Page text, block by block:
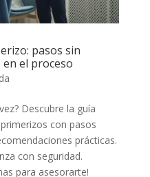
pasos sin
el proceso
Descubre la guía
con pasos
prácticas.
con seguridad.
para asesorarte!